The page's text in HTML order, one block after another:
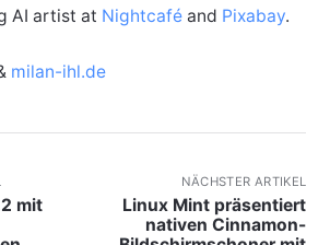
AI artist at Nightcaféand Pixabay.
milan-ihl.de
mit
NÄCHSTER ARTIKEL
Linux Mint präsentiert
nativen Cinnamon-